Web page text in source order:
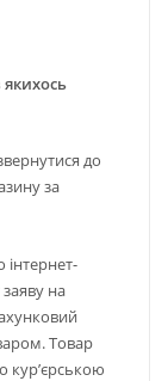
якихось
до
за
інтернет-
на
Товар
кур’єрською